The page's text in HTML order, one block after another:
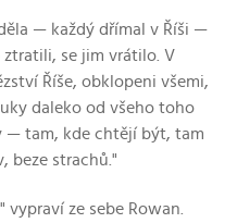
— každý dřímal v Říši —
ztratili, se jim vrátilo. V
Říše, obklopeni všemi,
daleko od všeho toho
— tam, kde chtějí být, tam
beze strachů."
ze sebe Rowan.